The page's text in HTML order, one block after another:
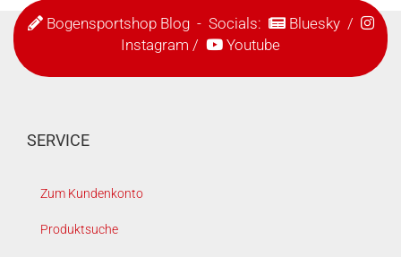
Bogensportshop Blog- Socials: Bluesky/
Instagram / Youtube
SERVICE
Zum Kundenkonto
Produktsuche